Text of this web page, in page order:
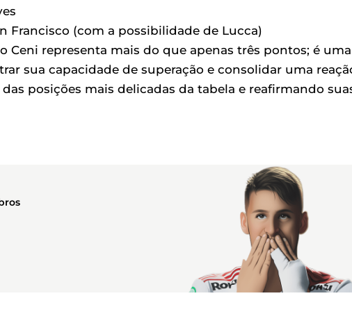
Francisco (com a possibilidade de Lucca)
Ceni representa mais do que apenas três pontos; é uma
sua capacidade de superação e consolidar uma
posições mais delicadas da tabela e reafirmando